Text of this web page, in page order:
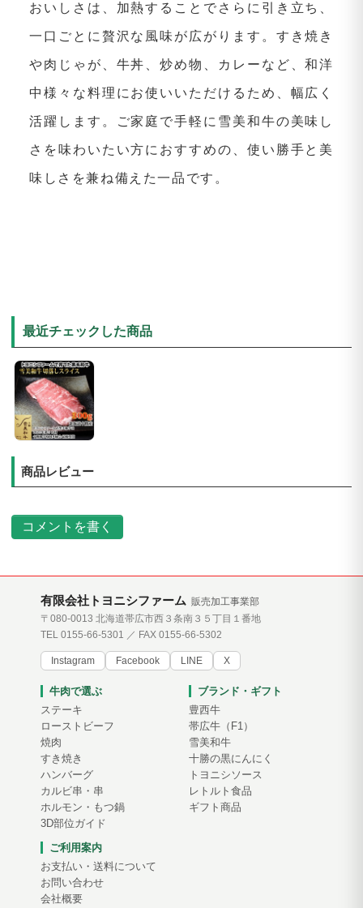
おいしさは、加熱することでさらに引き立ち、
一口ごとに贅沢な風味が広がります。すき焼き
や肉じゃが、牛丼、炒め物、カレーなど、和洋
中様々な料理にお使いいただけるため、幅広く
活躍します。ご家庭で手軽に雪美和牛の美味し
さを味わいたい方におすすめの、使い勝手と美
味しさを兼ね備えた一品です。
最近チェックした商品
商品レビュー
コメントを書く
有限会社トヨニシファーム 販売加工事業部
〒080-0013 北海道帯広市西３条南３５丁目１番地
TEL 0155-66-5301 ／ FAX 0155-66-5302
Instagram Facebook LINE X
牛肉で選ぶ
ステーキ
ローストビーフ
焼肉
すき焼き
ハンバーグ
カルビ串・串
ホルモン・もつ鍋
3D部位ガイド
ブランド・ギフト
豊西牛
帯広牛（F1）
雪美和牛
十勝の黒にんにく
トヨニシソース
レトルト食品
ギフト商品
ご利用案内
お支払い・送料について
お問い合わせ
会社概要